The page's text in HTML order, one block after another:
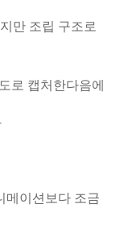
만 조립 구조로
로 캡처한다음에
메이션보다 조금